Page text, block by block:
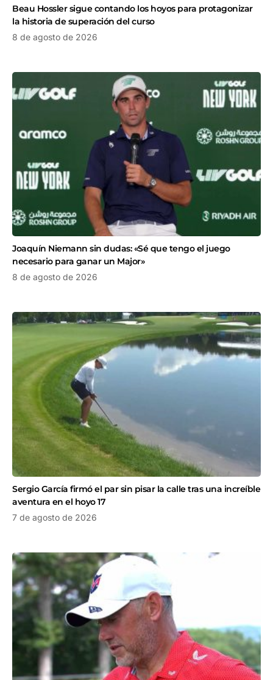
Beau Hossler sigue contando los hoyos para protagonizar
la historia de superación del curso
8 de agosto de 2026
Joaquín Niemann sin dudas: «Sé que tengo el juego
necesario para ganar un Major»
8 de agosto de 2026
Sergio García firmó el par sin pisar la calle tras una increíble
aventura en el hoyo 17
7 de agosto de 2026